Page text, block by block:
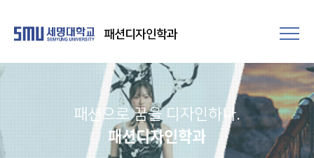
패션디자인학과
패션으로 꿈을 디자인하다.
패션디자인학과